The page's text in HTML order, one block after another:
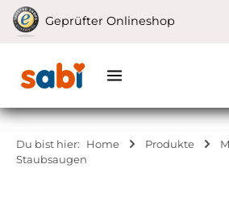
Zum Hauptinhalt springen
Geprüfter Onlineshop
Du bist hier: Home Produkte
Staubsaugen